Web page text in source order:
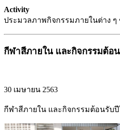
Activity
ประมวลภาพกิจกรรมภายในต่าง ๆ
กีฬาสีภายใน และกิจกรรมต้อ
30 เมษายน 2563
กีฬาสีภายใน และกิจกรรมต้อนรับปี